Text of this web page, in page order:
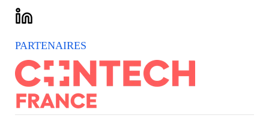
PARTENAIRES